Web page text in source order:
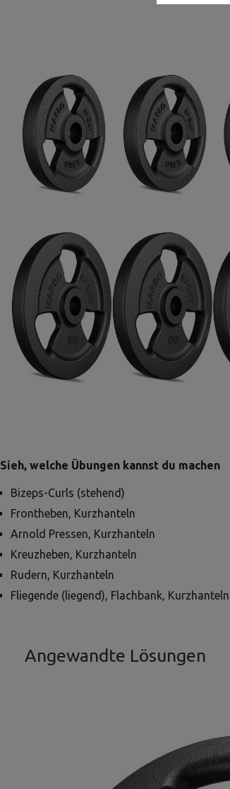
Sieh, welche Übungen kannst du machen
Bizeps-Curls (stehend)
Frontheben, Kurzhanteln
Arnold Pressen, Kurzhanteln
Kreuzheben, Kurzhanteln
Rudern, Kurzhanteln
Fliegende (liegend), Flachbank, Kurzhanteln
Angewandte Lösungen